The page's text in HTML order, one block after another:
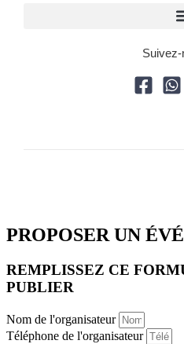
Suivez-
PROPOSER UN
REMPLISSEZ CE
PUBLIER
Nom de l'organisateur
Téléphone de l'organisateur